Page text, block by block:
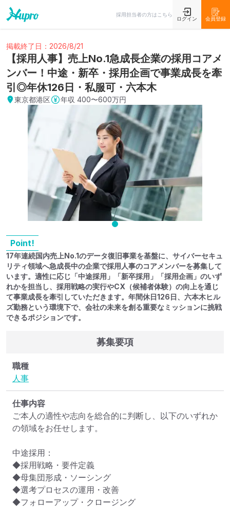
採用担当者の方はこちら
ログイン 会員登録
掲載終了日：2026/8/21
【採用人事】売上No.1急成長企業の採用コアメ
ンバー！中途・新卒・採用企画で事業成長を牽
引◎年休126日・私服可・六本木
東京都港区 年収 400〜600万円
Point!
17年連続国内売上No.1のデータ復旧事業を基盤に、サイバーセキュ
リティ領域へ急成長中の企業で採用人事のコアメンバーを募集して
います。適性に応じ「中途採用」「新卒採用」「採用企画」のいず
れかを担当し、採用戦略の実行やCX（候補者体験）の向上を通じ
て事業成長を牽引していただきます。年間休日126日、六本木ヒル
ズ勤務という環境下で、会社の未来を創る重要なミッションに挑戦
できるポジションです。
募集要項
職種
人事
仕事内容
ご本人の適性や志向を総合的に判断し、以下のいずれか
の領域をお任せします。
中途採用：
◆採用戦略・要件定義
◆母集団形成・ソーシング
◆選考プロセスの運用・改善
◆フォローアップ・クロージング